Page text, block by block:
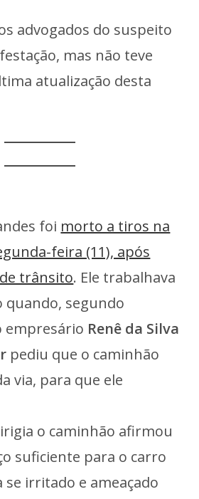
advogados do suspeito
mas não teve
atualização desta
foi morto a tiros na
feira (11), após
trânsito. Ele trabalhava
quando, segundo
empresário Renê da Silva
pediu que o caminhão
via, para que ele
o caminhão afirmou
suficiente para o carro
se irritado e ameaçado